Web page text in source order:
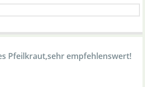
Pfeilkraut,sehr empfehlenswert!